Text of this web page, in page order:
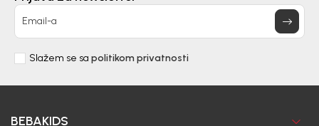
Email-a
Slažem se sa politikom privatnosti
BEBAKIDS